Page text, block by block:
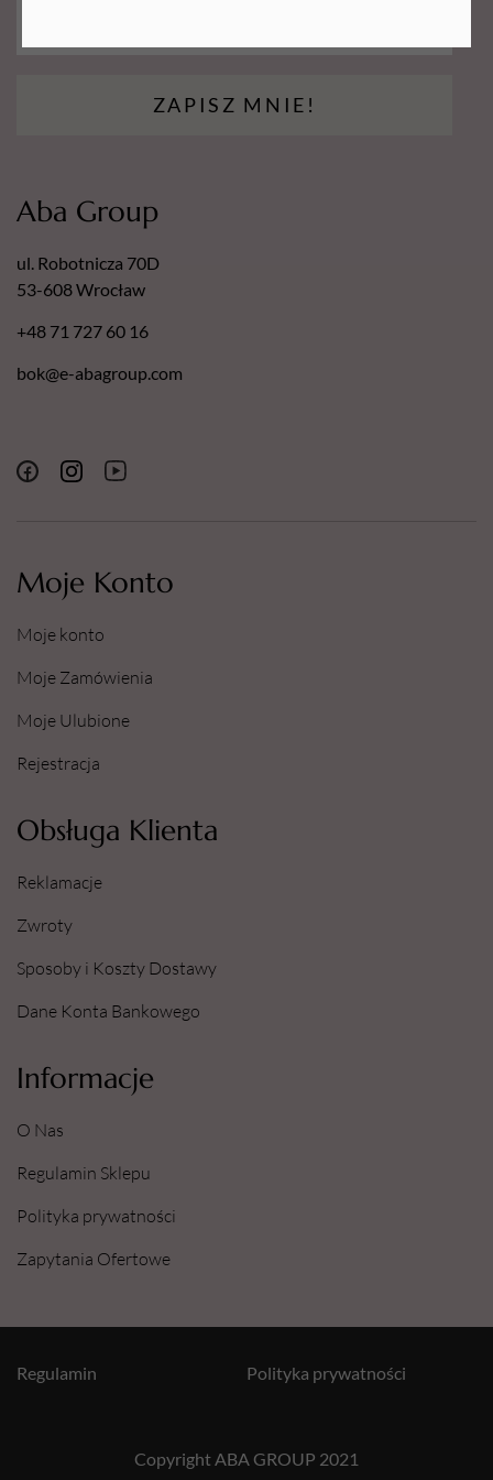
ZAPISZ MNIE!
Moje Konto
Moje konto
Moje Zamówienia
Moje Ulubione
Rejestracja
Obsługa Klienta
Reklamacje
Zwroty
Sposoby i Koszty Dostawy
Dane Konta Bankowego
Informacje
O Nas
Regulamin Sklepu
Polityka prywatności
Zapytania Ofertowe
Aba Group
ul. Robotnicza 70D
53-608 Wrocław
+48 71 727 60 16
bok@e-abagroup.com
Copyright ABA GROUP 2021
Polityka prywatności
Regulamin